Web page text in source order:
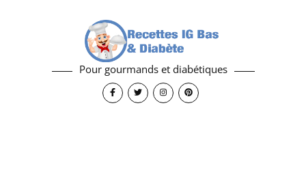
Pour gourmands et diabétiques